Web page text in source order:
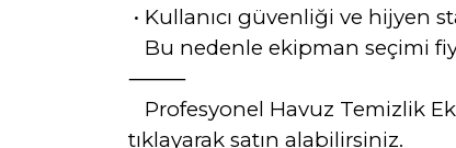
• Kullanıcı güvenliği ve hijyen
Bu nedenle ekipman seçimi
⸻
Profesyonel Havuz Temizlik
tıklayarak satın alabilirsiniz.